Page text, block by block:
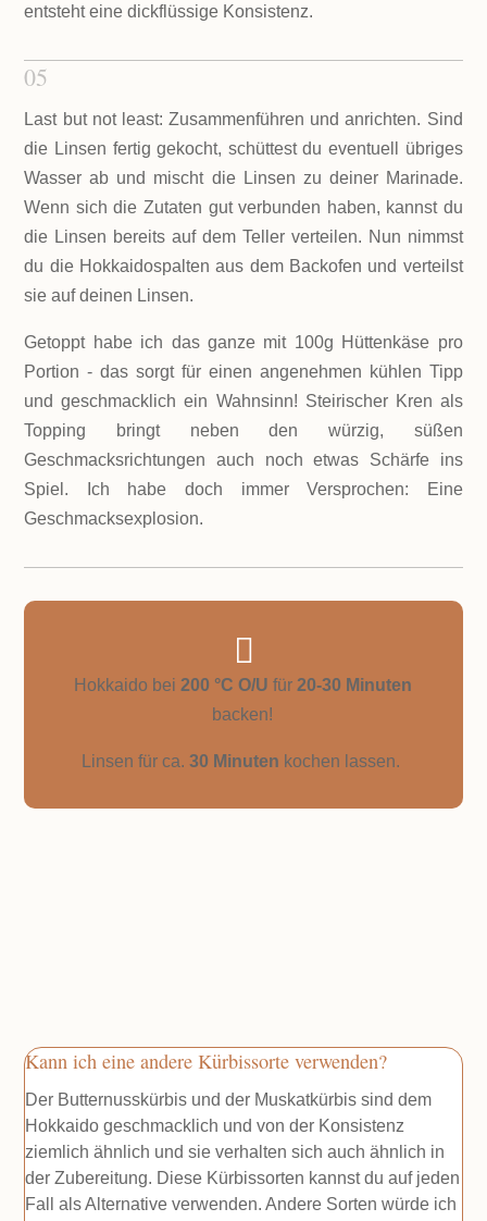
entsteht eine dickflüssige Konsistenz.
05
Last but not least: Zusammenführen und anrichten. Sind
die Linsen fertig gekocht, schüttest du eventuell übriges
Wasser ab und mischt die Linsen zu deiner Marinade.
Wenn sich die Zutaten gut verbunden haben, kannst du
die Linsen bereits auf dem Teller verteilen. Nun nimmst
du die Hokkaidospalten aus dem Backofen und verteilst
sie auf deinen Linsen.
Getoppt habe ich das ganze mit 100g Hüttenkäse pro
Portion - das sorgt für einen angenehmen kühlen Tipp
und geschmacklich ein Wahnsinn! Steirischer Kren als
Topping bringt neben den würzig, süßen
Geschmacksrichtungen auch noch etwas Schärfe ins
Spiel. Ich habe doch immer Versprochen: Eine
Geschmacksexplosion.

Hokkaido bei 200 °C O/U für20-30 Minuten
backen!
Linsen für ca. 30 Minuten kochen lassen.
Kann ich eine andere Kürbissorte verwenden?
Der Butternusskürbis und der Muskatkürbis sind dem
Hokkaido geschmacklich und von der Konsistenz
ziemlich ähnlich und sie verhalten sich auch ähnlich in
der Zubereitung. Diese Kürbissorten kannst du auf jeden
Fall als Alternative verwenden. Andere Sorten würde ich